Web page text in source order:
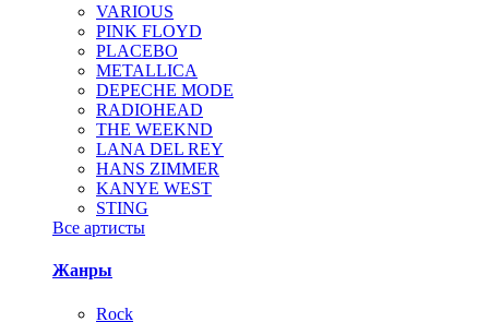
VARIOUS
PINK FLOYD
PLACEBO
METALLICA
DEPECHE MODE
RADIOHEAD
THE WEEKND
LANA DEL REY
HANS ZIMMER
KANYE WEST
STING
Все артисты
Жанры
Rock